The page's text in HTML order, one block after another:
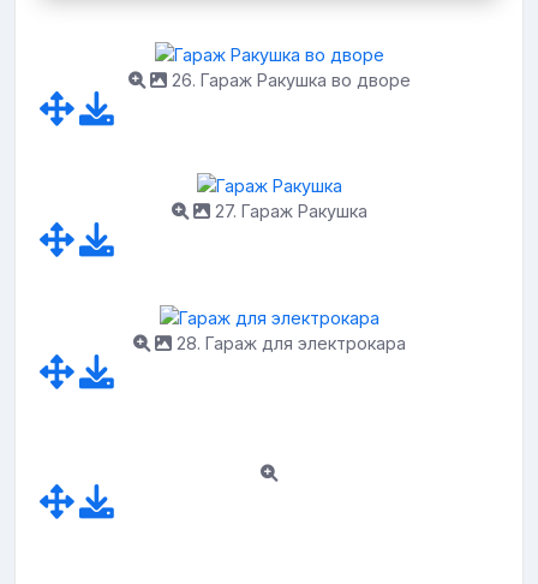
26. Гараж Ракушка во дворе
27. Гараж Ракушка
28. Гараж для электрокара